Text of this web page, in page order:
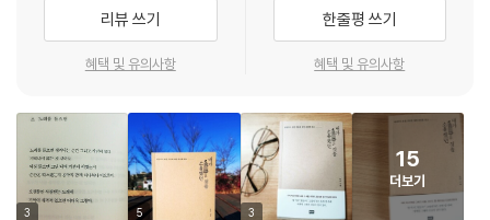
내 탓이 아니라.
_「방파제」 중에서
어제와 오늘 그리고 내일 하루에 대하여.
전작에서 힘든 사람들에게 무너지지 않고 버틸 힘을 주었다면, 이번 책에
서는 그저 웅크리고 버티는 것에서 벗어나 좀 더 적극적으로 자신의 삶에
개입하고 현재에 충실하게 머무르는 법에 대해 알려준다. 그 안에는 저자
리뷰 쓰기
혜택 및 유의사항
한줄평 쓰기
혜택 및 유의사항
3 5 3
15
더보기